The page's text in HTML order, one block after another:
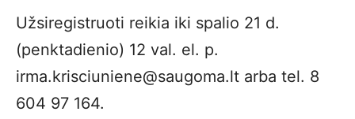
Užsiregistruoti reikia iki spalio 21 d.
(penktadienio) 12 val. el. p.
irma.krisciuniene@saugoma.lt arba tel. 8
604 97 164.